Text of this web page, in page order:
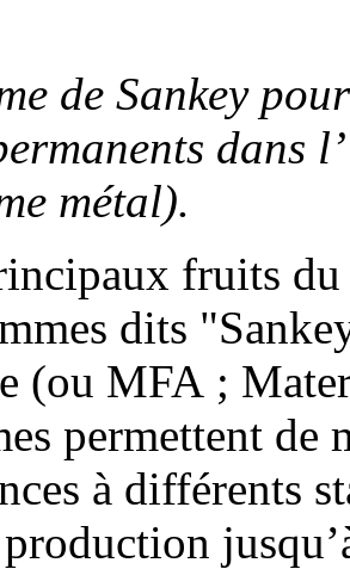
de Sankey
dans
métal).
fruits
dits
(ou MFA ;
permettent
à différents